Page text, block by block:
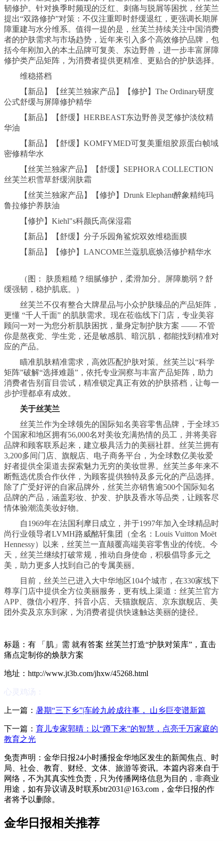
韧修护。针对换季时频现的泛红、刺痛与脱屑等困扰，丝芙兰
提出“双路修护”对策：不仅注重即时舒缓退红，更强调长期屏
障重建与水分维系。值得一提的是，丝芙兰持续关注中国消费
者的护肤需求与市场趋势，近年来引入多个高效修护品牌，包
括今年刚加入的本土品牌可复美、东边野兽，进一步丰富屏障
修护类产品矩阵，为消费者提供更精准、更贴合的护肤选择。
维稳搭档
【新品】【丝芙兰独家产品】【修护】The Ordinary研度
公式舒缓与屏障修护精华
【新品】【舒缓】HERBEAST东边野兽灵芝修护淡纹精
华油
【新品】【舒缓】KOMFYMED可复美重组胶原蛋白帧域
密修精华水
【丝芙兰独家产品】【舒缓】SEPHORA COLLECTION
丝芙兰积雪草舒缓润肤霜
【丝芙兰独家产品】【修护】Drunk Elephant醉象精纯玛
鲁拉修护养肤油
【修护】Kiehl"s科颜氏高保湿霜
【新品】【舒缓】分子乐园角鲨烷双效维稳面膜
【新品】【修护】LANCOME兰蔻肌底焕活修护精华水
（图： 肤质粗糙？细腻修护，柔滑加分。屏障脆弱？舒
缓强韧，稳护肌底。）
丝芙兰不仅有整合大牌星品与小众护肤臻品的产品矩阵，
更懂 “千人千面” 的肌肤需求。现在莅临线下门店，专业美容
顾问一对一为您分析肌肤困扰，量身定制护肤方案 —— 不管
你是熬夜党、学生党，还是敏感肌、暗沉肌，都能找到精准对
应的产品。
瞄准肌肤精准需求，高效匹配护肤对策。丝芙兰以“科学
矩阵”破解“选择难题”，依托专业洞察与丰富产品矩阵，助力
消费者告别盲目尝试，精准锁定真正有效的护肤搭档，让每一
步护理都卓有成效。
关于丝芙兰
丝芙兰作为全球领先的国际知名美容零售品牌，于全球35
个国家和地区拥有56,000名对美妆充满热情的员工，并将美容
品牌和顾客联系起来，建立极具活力的美丽社群。丝芙兰拥有
3,200多间门店、旗舰店、电子商务平台，为全球数亿美妆爱
好者提供全渠道去探索魅力无穷的美妆世界。丝芙兰多年来不
断甄选优质合作伙伴，为顾客提供独特及多元化的产品选择。
除了广受好评的自家品牌外，丝芙兰亦销售逾500个国际知名
品牌的产品，涵盖彩妆、护发、护肤及香水等品类，让顾客尽
情体验潮流美妆好物。
自1969年在法国利摩日成立，并于1997年加入全球精品时
尚行业领导者LVMH路威酩轩集团（全名：Louis Vuitton Moët
Hennessy）以来，丝芙兰一直颠覆高端美容零售业的传统。今
天，丝芙兰继续打破常规，推动自身使命，积极倡导多元之
美，助力更多人找到自己的专属美丽。
目前，丝关兰已进入大中华地区104个城市，在330家线下
尊享门店中提供全方位美丽服务，更有线上渠道：丝芙兰官方
APP、微信小程序、抖音小店、天猫旗舰店、京东旗舰店、美
团外卖及京东到家，为消费者提供快速触达美丽的捷径。
标题：有 「肌」需 就有答案 丝芙兰打造“护肤对策库”，直击
痛点定制你的焕肤方案
地址：http://www.jt3b.com/jhxw/45268.html
心灵鸡汤：
上一篇： 暑期“三下乡”|车岭九岭成往事， 山乡巨变谱新篇
下一篇： 育儿专家郭晴：以“蹲下来”的智慧，点亮千万家庭的
教育之光
免责声明：金华日报24小时播报金华地区发生的新闻焦点、时
局、社会、教育、财经、文体、旅游等资讯。本篇内容来自于
网络，不为其真实性负责，只为传播网络信息为目的，非商业
用途，如有异议请及时联系btr2031@163.com，金华日报的作
者将予以删除。
金华日报相关推荐